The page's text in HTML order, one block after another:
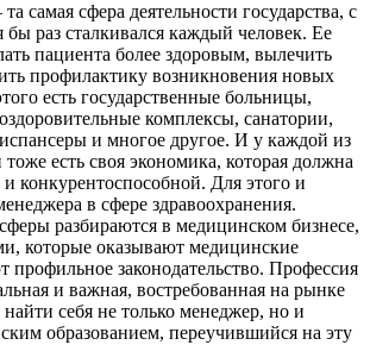
самая сфера деятельности государства, с
бы раз сталкивался каждый человек. Ее
пациента более здоровым, вылечить
профилактику возникновения новых
есть государственные больницы,
комплексы, санатории,
и многое другое. И у каждой из
есть своя экономика, которая должна
конкурентоспособной. Для этого и
в сфере здравоохранения.
разбираются в медицинском бизнесе,
которые оказывают медицинские
профильное законодательство. Профессия
и важная, востребованная на рынке
себя не только менеджер, но и
образованием, переучившийся на эту